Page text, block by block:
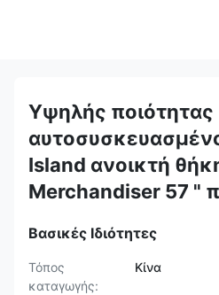
Υψηλής ποιότητας
Island ανοικτή
Merchandiser 57 "
Βασικές Ιδιότητες
Τόπος
καταγωγής:
Κίνα